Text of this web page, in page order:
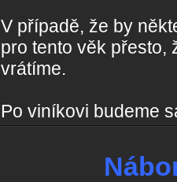
V případě, že by
pro tento věk přesto,
vrátíme.
Po viníkovi budeme